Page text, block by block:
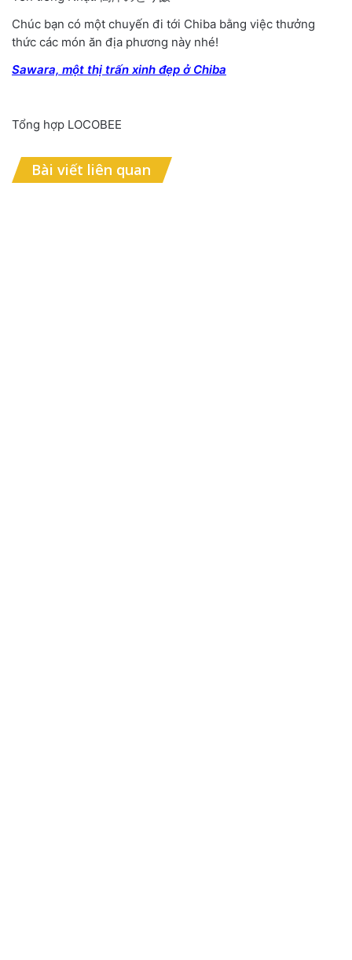
Chúc bạn có một chuyến đi tới Chiba bằng việc thưởng
thức các món ăn địa phương này nhé!
Sawara, một thị trấn xinh đẹp ở Chiba
Tổng hợp LOCOBEE
Bài viết liên quan